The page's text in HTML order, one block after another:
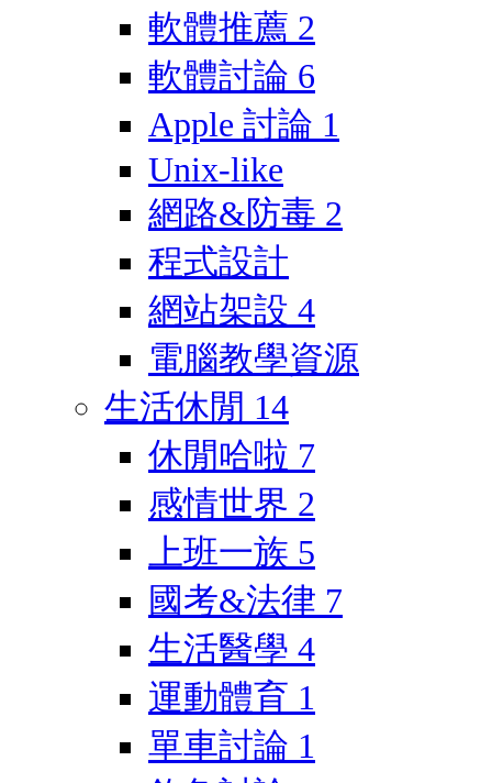
軟體推薦 2
軟體討論 6
Apple 討論 1
Unix-like
網路&防毒 2
程式設計
網站架設 4
電腦教學資源
生活休閒 14
休閒哈啦 7
感情世界 2
上班一族 5
國考&法律 7
生活醫學 4
運動體育 1
單車討論 1